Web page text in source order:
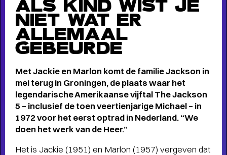
ALLE STORIES
SPOT GRONINGEN:
NIEUWS,INTERVIEWS,
COLUMNS,KORTEEN
LANGE VERHALEN
ALS KIND WIST JE
NIET WAT ER
ALLEMAAL
GEBEURDE
Met Jackie en Marlon komt de familie Jackson in
mei terug in Groningen, de plaats waar het
legendarische Amerikaanse vijftal The Jackson
5 – inclusief de toen veertienjarige Michael – in
1972 voor het eerst optrad in Nederland. “We
doen het werk van de Heer.”
Het is Jackie (1951) en Marlon (1957) vergeven dat